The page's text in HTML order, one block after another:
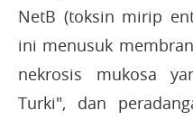
NetB (toksin mirip
ini menusuk
nekrosis mukosa
Turki", dan